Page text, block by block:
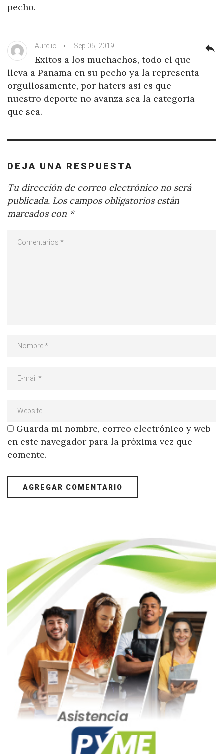
pecho.
Aurelio Sep 05, 2019
Exitos a los muchachos, todo el que
lleva a Panama en su pecho ya la representa
orgullosamente, por haters asi es que
nuestro deporte no avanza sea la categoria
que sea.
reply
DEJA UNA RESPUESTA
Tu dirección de correo electrónico no será
publicada. Los campos obligatorios están
marcados con *
Guarda mi nombre, correo electrónico y web
en este navegador para la próxima vez que
comente.